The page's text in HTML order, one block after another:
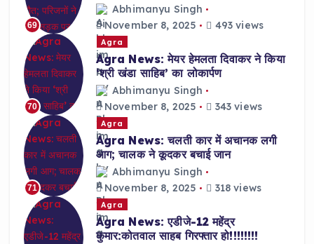
69
Abhimanyu Singh
November 8, 2025
493 views
70
Agra
Agra News: मेयर हेमलता दिवाकर ने किया
‘श्री खंडा साहिब’ का लोकार्पण
Abhimanyu Singh
November 8, 2025
343 views
71
Agra
Agra News: चलती कार में अचानक लगी
आग; चालक ने कूदकर बचाई जान
Abhimanyu Singh
November 8, 2025
318 views
Agra
Agra News: एडीजे-12 महेंद्र
कुमार:कोतवाल साहब गिरफ्तार हो!!!!!!!!